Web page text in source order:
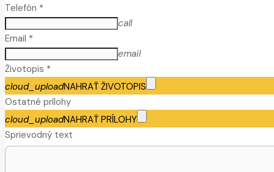
Telefón *
call
Email *
email
Životopis *
cloud_uploadNAHRAŤ ŽIVOTOPIS
Ostatné prílohy
cloud_uploadNAHRAŤ PRÍLOHY
Sprievodný text